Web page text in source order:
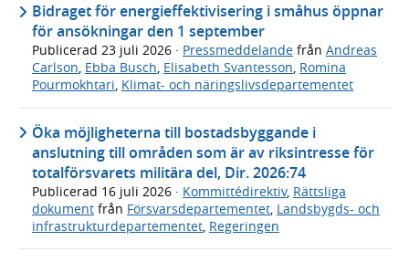
Bidraget för energieffektivisering i småhus öppnar
för ansökningar den 1 september
Publicerad 23 juli 2026 · Pressmeddelande från Andreas
Carlson, Ebba Busch, Elisabeth Svantesson, Romina
Pourmokhtari, Klimat- och näringslivsdepartementet
Öka möjligheterna till bostadsbyggande i
anslutning till områden som är av riksintresse för
totalförsvarets militära del, Dir. 2026:74
Publicerad 16 juli 2026 · Kommittédirektiv, Rättsliga
dokument från Försvarsdepartementet, Landsbygds- och
infrastrukturdepartementet, Regeringen